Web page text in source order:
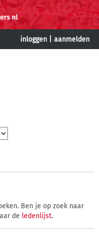
inloggen aanmelden
Ben je op zoek naar
de ledenlijst.